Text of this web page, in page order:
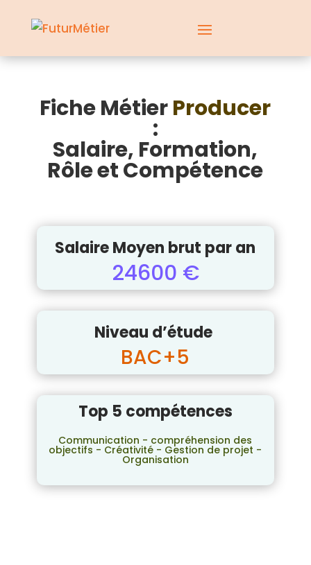
Fiche MétierProducer
:
Salaire, Formation,
Rôle et Compétence
Salaire Moyen brut par an
24600 €
Niveau d’étude
BAC+5
Top 5 compétences
Communication - compréhension des
objectifs - Créativité - Gestion de projet -
Organisation